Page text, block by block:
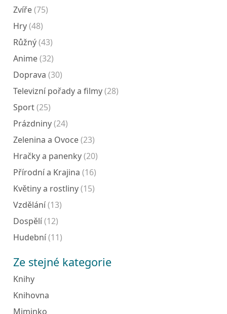
Zvíře(75)
Hry(48)
Růžný(43)
Anime(32)
Doprava (30)
Televizní pořady a filmy(28)
Sport(25)
Prázdniny(24)
Zelenina a Ovoce(23)
Hračky a panenky(20)
Přírodní a Krajina (16)
Květiny a rostliny(15)
Vzdělání(13)
Dospělí(12)
Hudební(11)
Ze stejné kategorie
Knihy
Knihovna
Miminko